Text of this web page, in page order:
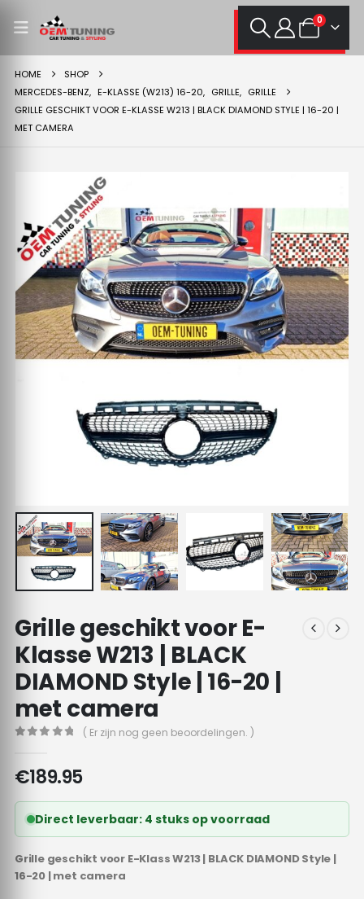
0
HOME
SHOP
MERCEDES-BENZ, E-KLASSE (W213) 16-20, GRILLE, GRILLE
GRILLE GESCHIKT VOOR E-KLASSE W213 | BLACK DIAMOND STYLE | 16-20 |
MET CAMERA
Grille geschikt voor E-
Klasse W213 | BLACK
DIAMOND Style | 16-20 |
met camera
( Er zijn nog geen beoordelingen. )
€189.95
Direct leverbaar: 4 stuks op voorraad
Grille geschikt voor E-Klass W213 | BLACK DIAMOND Style |
16-20 | met camera